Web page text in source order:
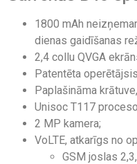
1800 mAh
dienas gaidīšanas
2,4 collu QVGA
Patentēta
Paplašināma
Unisoc T117
2 MP kamera;
VoLTE, atkarīgs no
GSM joslas